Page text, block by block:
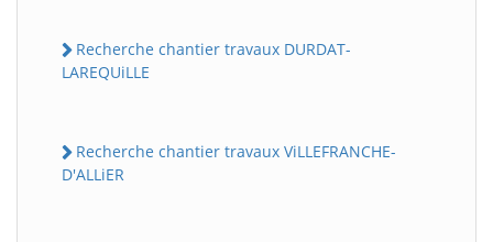
Recherche chantier travaux DURDAT-
LAREQUiLLE
Recherche chantier travaux ViLLEFRANCHE-
D'ALLiER